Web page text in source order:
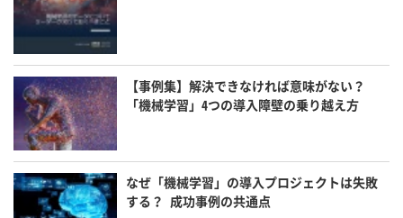
【事例集】解決できなければ意味がない？
「機械学習」4つの導入障壁の乗り越え方
なぜ「機械学習」の導入プロジェクトは失敗
する？ 成功事例の共通点